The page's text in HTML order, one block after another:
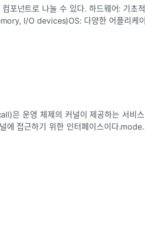
포넌트로 나눌 수 있다. 하드웨어: 기초적
I/O devices)OS: 다양한 어플리케이
은 운영 체제의 커널이 제공하는 서비스
에 접근하기 위한 인터페이스이다.mode